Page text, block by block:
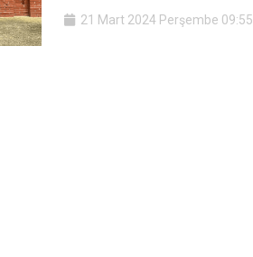
21 Mart 2024 Perşembe 09:55